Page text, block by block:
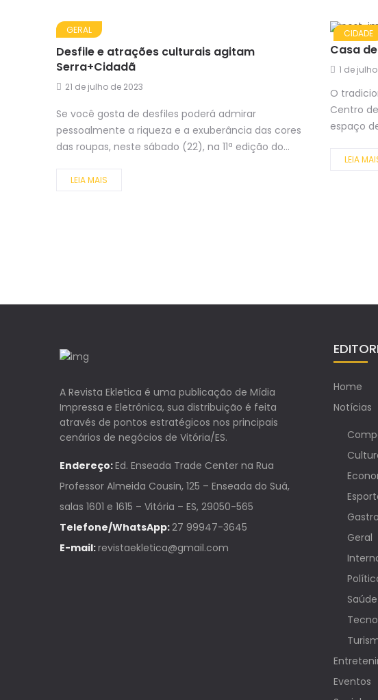
GERAL
Desfile e atrações culturais agitam
Serra+Cidadã
21 de julho de 2023
Se você gosta de desfiles poderá admirar
pessoalmente a riqueza e a exuberância das cores
das roupas, neste sábado (22), na 11ª edição do...
LEIA MAIS
CIDADE
Casa
1 de
O
Centro
espaço
LEIA
A Revista Ekletica é uma publicação de Mídia
Impressa e Eletrônica, sua distribuição é feita
através de pontos estratégicos nos principais
cenários de negócios de Vitória/ES.
Endereço:Ed. Enseada Trade Center na Rua
Professor Almeida Cousin, 125 – Enseada do Suá,
salas 1601 e 1615 – Vitória – ES, 29050-565
Telefone/WhatsApp:27 99947-3645
E-mail:revistaekletica@gmail.com
Home
Notícias
Geral
Saúde
Eventos